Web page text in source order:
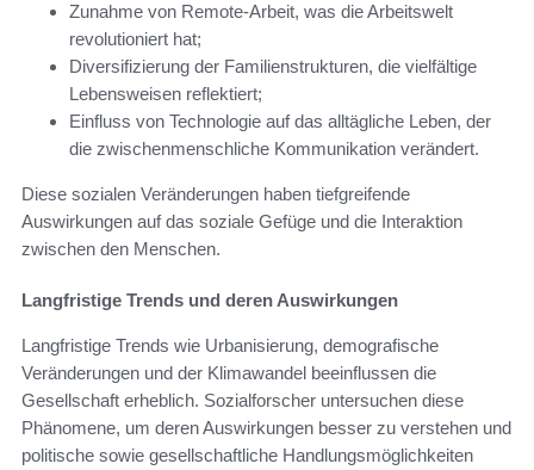
Zunahme von Remote-Arbeit, was die Arbeitswelt
revolutioniert hat;
Diversifizierung der Familienstrukturen, die vielfältige
Lebensweisen reflektiert;
Einfluss von Technologie auf das alltägliche Leben, der
die zwischenmenschliche Kommunikation verändert.
Diese sozialen Veränderungen haben tiefgreifende
Auswirkungen auf das soziale Gefüge und die Interaktion
zwischen den Menschen.
Langfristige Trends und deren Auswirkungen
Langfristige Trends wie Urbanisierung, demografische
Veränderungen und der Klimawandel beeinflussen die
Gesellschaft erheblich. Sozialforscher untersuchen diese
Phänomene, um deren Auswirkungen besser zu verstehen und
politische sowie gesellschaftliche Handlungsmöglichkeiten